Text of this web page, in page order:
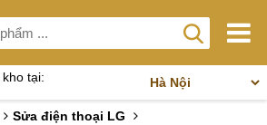
tại:
Sửa điện thoại LG